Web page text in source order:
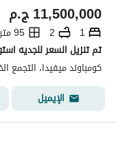
ج.م11,500,000
1
2
95 متر مربع
كومباوند ميفيدا، التجمع
الإيميل